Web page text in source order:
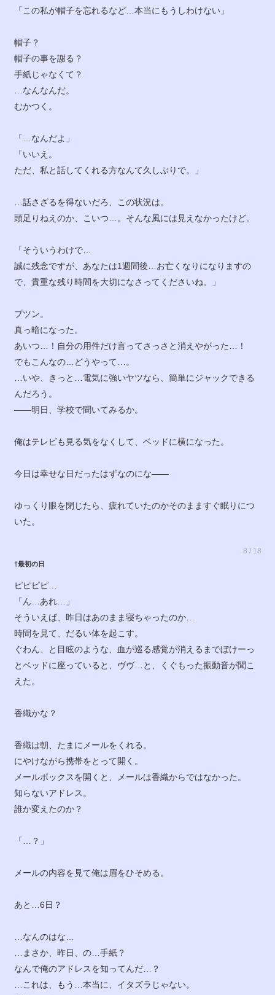
「この私が帽子を忘れるなど…本当にもうしわけない」
帽子？
帽子の事を謝る？
手紙じゃなくて？
…なんなんだ。
むかつく。
「…なんだよ」
「いいえ。
ただ、私と話してくれる方なんて久しぶりで。」
…話さざるを得ないだろ、この状況は。
頭足りねえのか、こいつ…。そんな風には見えなかったけど。
「そういうわけで…
誠に残念ですが、あなたは1週間後…お亡くなりになりますの
で、貴重な残り時間を大切になさってくださいね。」
プツン。
真っ暗になった。
あいつ…！自分の用件だけ言ってさっさと消えやがった…！
でもこんなの…どうやって…。
…いや、きっと…電気に強いヤツなら、簡単にジャックできる
んだろう。
――明日、学校で聞いてみるか。
俺はテレビも見る気をなくして、ベッドに横になった。
今日は幸せな日だったはずなのにな――
ゆっくり眼を閉じたら、疲れていたのかそのまますぐ眠りにつ
いた。
8 / 18
†最初の日
ピピピピ…
「ん…あれ…」
そういえば、昨日はあのまま寝ちゃったのか…
時間を見て、だるい体を起こす。
ぐわん、と目眩のような、血が巡る感覚が消えるまでぼけーっ
とベッドに座っていると、ヴヴ…と、くぐもった振動音が聞こ
えた。
香織かな？
香織は朝、たまにメールをくれる。
にやけながら携帯をとって開く。
メールボックスを開くと、メールは香織からではなかった。
知らないアドレス。
誰か変えたのか？
「…？」
メールの内容を見て俺は眉をひそめる。
あと…6日？
…なんのはな…
…まさか、昨日、の…手紙？
なんで俺のアドレスを知ってんだ…？
…これは、もう…本当に、イタズラじゃない。